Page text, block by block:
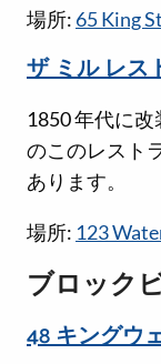
場所: 65 King
ザ ミル レス
1850 年代に
のこのレスト
あります。
場所: 123
ブロック
48 キングウ